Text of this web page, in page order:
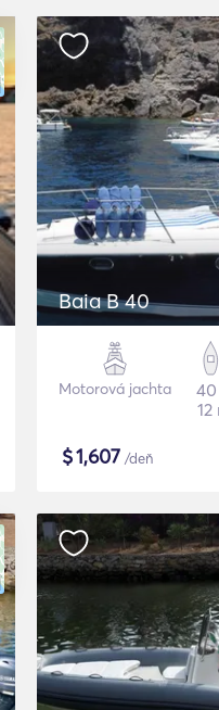
Baia B 40
Motorová jachta
12
$1,607 /deň